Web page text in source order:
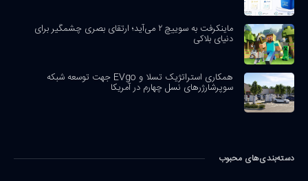
ماینکرفت به سوییچ ۲ می‌آید؛ ارتقای بصری چشمگیر برای
دنیای بلاکی
همکاری استراتژیک تسلا و EVgo جهت توسعه شبکه
سوپرشارژرهای نسل چهارم در آمریکا
دسته‌بندی‌های محبوب